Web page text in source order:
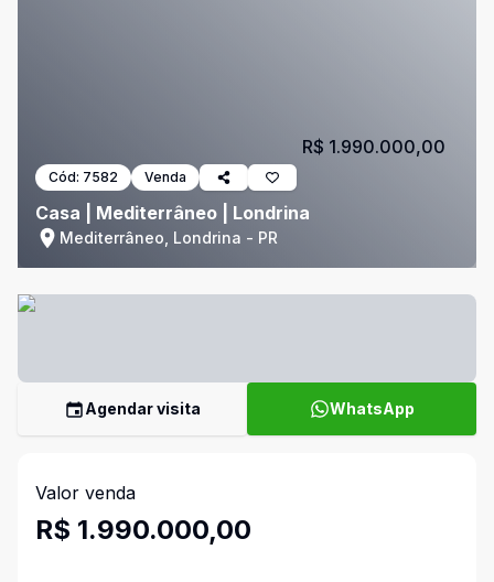
Cód: 7582 Venda
Casa | Mediterrâneo | Londrina
Mediterrâneo, Londrina - PR
R$ 1.990.000,00
Agendar visita WhatsApp
Valor venda
R$ 1.990.000,00